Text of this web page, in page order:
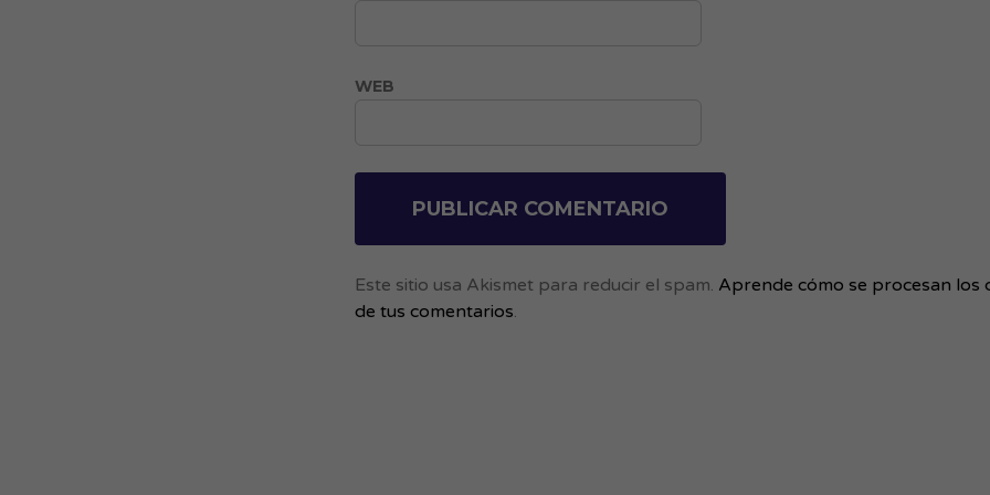
WEB
Este sitio usa Akismet para reducir el spam. Aprende cómo se procesan los
de tus comentarios.